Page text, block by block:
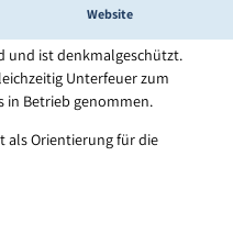
Website
und ist denkmalgeschützt.
Unterfeuer zum
in Betrieb genommen.
als Orientierung für die